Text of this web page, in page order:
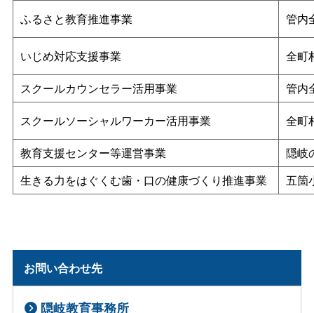
ふるさと教育推進事業
管内
いじめ対応支援事業
全町
スクールカウンセラー活用事業
管内
スクールソーシャルワーカー活用事業
全町
教育支援センター等運営事業
隠岐
生きる力をはぐくむ歯・口の健康づくり推進事業
五箇
お問い合わせ先
隠岐教育事務所